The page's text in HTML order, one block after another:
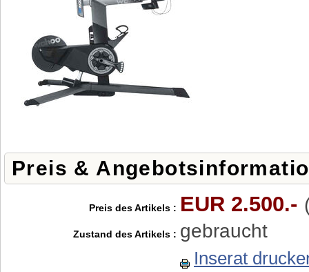
Preis &
Preis des Artikels : EUR 2.500.-
Zustand des Artikels : gebraucht
Inserat